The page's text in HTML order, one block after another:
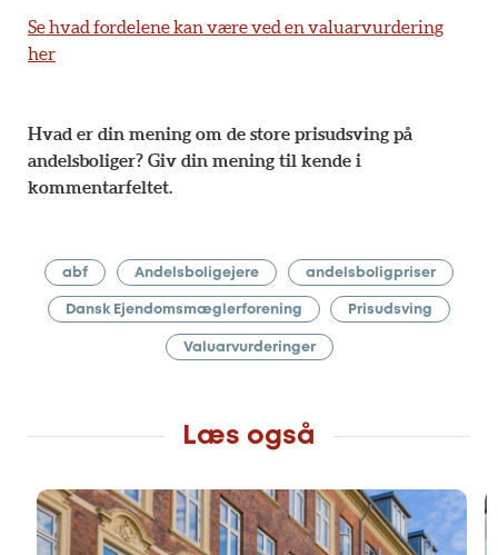
Se hvad fordelene kan være ved en valuarvurdering
her
Hvad er din mening om de store prisudsving på
andelsboliger? Giv din mening til kende i
kommentarfeltet.
abf Andelsboligejere andelsboligpriser
Dansk Ejendomsmæglerforening Prisudsving
Valuarvurderinger
Læs også